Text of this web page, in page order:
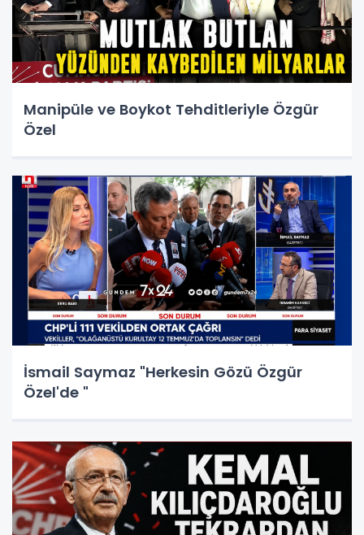
Manipüle ve Boykot Tehditleriyle Özgür
Özel
İsmail Saymaz "Herkesin Gözü Özgür
Özel'de "